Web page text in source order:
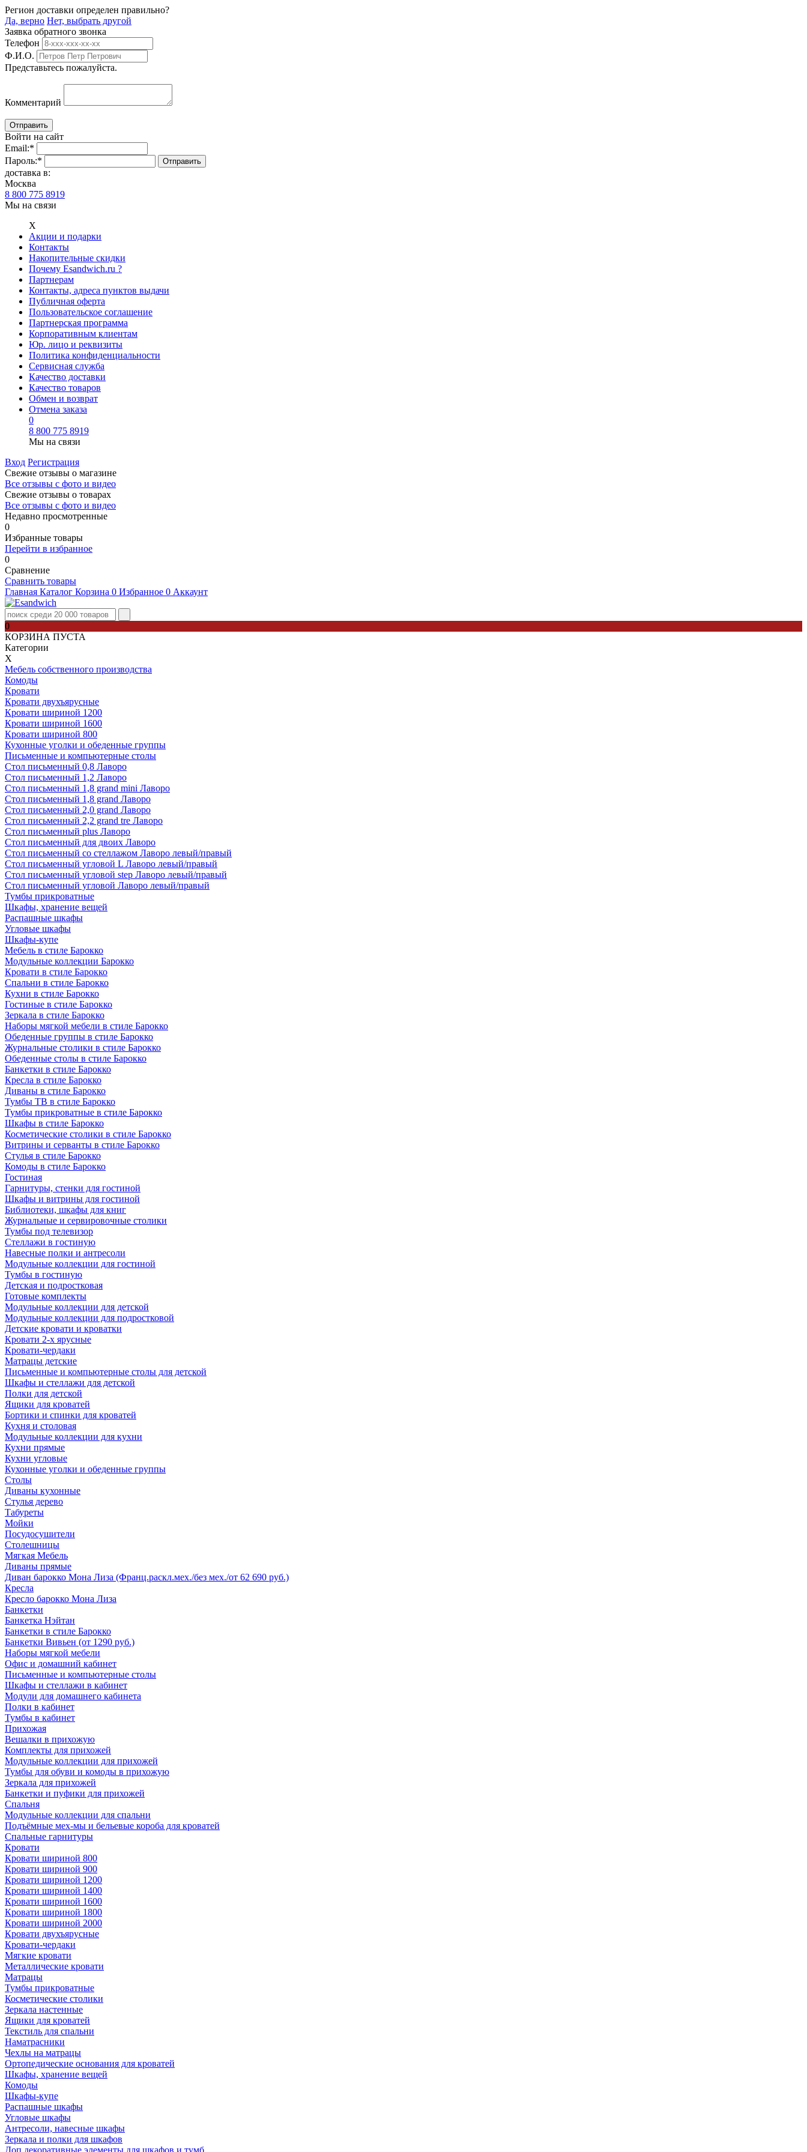
Регион доставки определен правильно?
Да, верно Нет, выбрать другой
Заявка обратного звонка
Телефон
Ф.И.О.
Представьтесь пожалуйста.
Комментарий
Войти на сайт
Email:*
Пароль:*
доставка в:
Москва
8 800 775 8919
Мы на связи
Х
Акции и подарки
Контакты
Накопительные скидки
Почему Esandwich.ru ?
Партнерам
Контакты, адреса пунктов выдачи
Публичная оферта
Пользовательское соглашение
Партнерская программа
Корпоративным клиентам
Юр. лицо и реквизиты
Политика конфиденциальности
Сервисная служба
Качество доставки
Качество товаров
Обмен и возврат
Отмена заказа
0
8 800 775 8919
Мы на связи
Вход Регистрация
Свежие отзывы о магазине
Все отзывы с фото и видео
Свежие отзывы о товарах
Все отзывы c фото и видео
Недавно просмотренные
0
Избранные товары
Перейти в избранное
0
Сравнение
Сравнить товары
Главная Каталог Корзина 0 Избранное 0 Аккаунт
0
КОРЗИНА ПУСТА
Категории
Х
Мебель собственного производства
Комоды
Кровати
Кровати двухъярусные
Кровати шириной 1200
Кровати шириной 1600
Кровати шириной 800
Кухонные уголки и обеденные группы
Письменные и компьютерные столы
Стол письменный 0,8 Лаворо
Стол письменный 1,2 Лаворо
Стол письменный 1,8 grand mini Лаворо
Стол письменный 1,8 grand Лаворо
Стол письменный 2,0 grand Лаворо
Стол письменный 2,2 grand tre Лаворо
Стол письменный plus Лаворо
Стол письменный для двоих Лаворо
Стол письменный со стеллажом Лаворо левый/правый
Стол письменный угловой L Лаворо левый/правый
Стол письменный угловой step Лаворо левый/правый
Стол письменный угловой Лаворо левый/правый
Тумбы прикроватные
Шкафы, хранение вещей
Распашные шкафы
Угловые шкафы
Шкафы-купе
Мебель в стиле Барокко
Модульные коллекции Барокко
Кровати в стиле Барокко
Спальни в стиле Барокко
Кухни в стиле Барокко
Гостиные в стиле Барокко
Зеркала в стиле Барокко
Наборы мягкой мебели в стиле Барокко
Обеденные группы в стиле Барокко
Журнальные столики в стиле Барокко
Обеденные столы в стиле Барокко
Банкетки в стиле Барокко
Кресла в стиле Барокко
Диваны в стиле Барокко
Тумбы ТВ в стиле Барокко
Тумбы прикроватные в стиле Барокко
Шкафы в стиле Барокко
Косметические столики в стиле Барокко
Витрины и серванты в стиле Барокко
Стулья в стиле Барокко
Комоды в стиле Барокко
Гостиная
Гарнитуры, стенки для гостиной
Шкафы и витрины для гостиной
Библиотеки, шкафы для книг
Журнальные и сервировочные столики
Тумбы под телевизор
Стеллажи в гостиную
Навесные полки и антресоли
Модульные коллекции для гостиной
Тумбы в гостиную
Детская и подростковая
Готовые комплекты
Модульные коллекции для детской
Модульные коллекции для подростковой
Детские кровати и кроватки
Кровати 2-х ярусные
Кровати-чердаки
Матрацы детские
Письменные и компьютерные столы для детской
Шкафы и стеллажи для детской
Полки для детской
Ящики для кроватей
Бортики и спинки для кроватей
Кухня и столовая
Модульные коллекции для кухни
Кухни прямые
Кухни угловые
Кухонные уголки и обеденные группы
Столы
Диваны кухонные
Стулья дерево
Табуреты
Мойки
Посудосушители
Столешницы
Мягкая Мебель
Диваны прямые
Диван барокко Мона Лиза (Франц.раскл.мех./без мех./от 62 690 руб.)
Кресла
Кресло барокко Мона Лиза
Банкетки
Банкетка Нэйтан
Банкетки в стиле Барокко
Банкетки Вивьен (от 1290 руб.)
Наборы мягкой мебели
Офис и домашний кабинет
Письменные и компьютерные столы
Шкафы и стеллажи в кабинет
Модули для домашнего кабинета
Полки в кабинет
Тумбы в кабинет
Прихожая
Вешалки в прихожую
Комплекты для прихожей
Модульные коллекции для прихожей
Тумбы для обуви и комоды в прихожую
Зеркала для прихожей
Банкетки и пуфики для прихожей
Спальня
Модульные коллекции для спальни
Подъёмные мех-мы и бельевые короба для кроватей
Спальные гарнитуры
Кровати
Кровати шириной 800
Кровати шириной 900
Кровати шириной 1200
Кровати шириной 1400
Кровати шириной 1600
Кровати шириной 1800
Кровати шириной 2000
Кровати двухъярусные
Кровати-чердаки
Мягкие кровати
Металлические кровати
Матрацы
Тумбы прикроватные
Косметические столики
Зеркала настенные
Ящики для кроватей
Текстиль для спальни
Наматрасники
Чехлы на матрацы
Ортопедические основания для кроватей
Шкафы, хранение вещей
Комоды
Шкафы-купе
Распашные шкафы
Угловые шкафы
Антресоли, навесные шкафы
Зеркала и полки для шкафов
Доп.декоративные элементы для шкафов и тумб